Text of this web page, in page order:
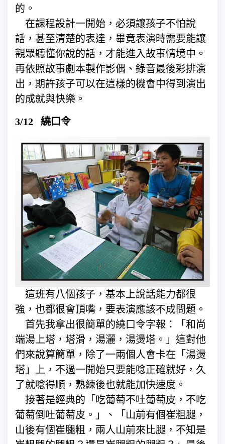
的。
在課程設計一開始，必須讓孩子不怕說
話，甚至清楚的表達，畢竟表演時需要能讓
觀眾聽懂你說的話，才能進入故事情境中。
再依照故事劇本製作影偶、錄音最後彩排演
出，期許孩子可以在這樣的機會中得到演出
的成就與快樂。
3/12 繞口令
這班有八個孩子，基本上說話能力都很
強，也都很會頂嘴，要表演應該不成問題。
首先我拿出很簡單的繞口令字報：「和尚
端湯上塔，塔滑，湯灑，湯燙塔。」這對他
們來說算簡單，除了一兩個人會卡在「湯燙
塔」上，不過一開始只要能唸正確就好，久
了就唸得順，熟練後也就能加快速度。
接著是經典的「吃葡萄不吐葡萄皮，不吃
葡萄倒吐葡萄皮。」、「山前有個崔粗腿，
山後有個崔腿粗，兩人山前來比腿，不知是